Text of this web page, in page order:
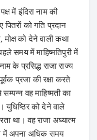
में इंदिरा नाम की
को गति प्रदान
मोक्ष को देने वाली कथा
समय में माहिष्मतिपुरी में
के प्रसिद्ध राजा राज्य
प्रजा की रक्षा करते
वह माहिष्मती का
युधिष्ठिर को देने वाले
था। वह राजा अध्यात्म
में अपना अधिक समय